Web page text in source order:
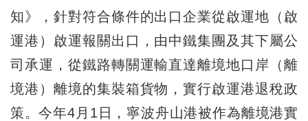
知》，針對符合條件的出口企業從啟運地（啟
運港）啟運報關出口，由中鐵集團及其下屬公
司承運，從鐵路轉關運輸直達離境地口岸（離
境港）離境的集裝箱貨物，實行啟運港退稅政
策。今年4月1日，寧波舟山港被作為離境港實